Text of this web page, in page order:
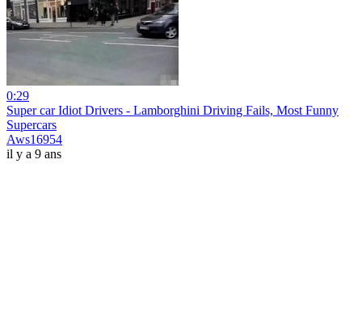
0:29
Super car Idiot Drivers - Lamborghini Driving Fails, Most Funny
Supercars
Aws16954
il y a 9 ans